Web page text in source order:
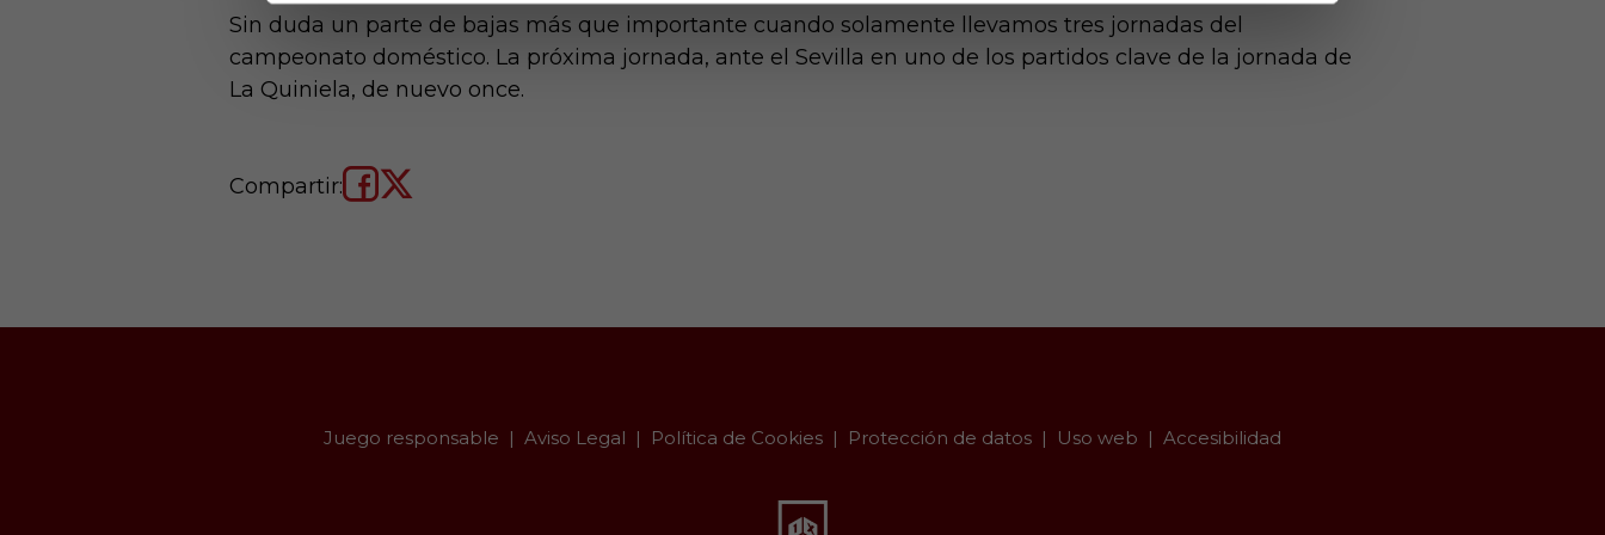
Sin duda un parte de bajas más que importante cuando solamente llevamos tres jornadas del
campeonato doméstico. La próxima jornada, ante el Sevilla en uno de los partidos clave de la jornada de
La Quiniela, de nuevo once.
Compartir:
Juego responsable Aviso Legal Política de Cookies Protección de datos Uso web Accesibilidad